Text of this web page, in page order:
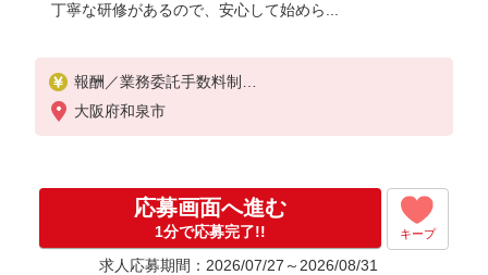
丁寧な研修があるので、安心して始めら...
報酬／業務委託手数料制
◎扶養範囲内OK
◎扶養範囲を超えた高収入も応相談
※収入補償／月10万円※補償期間／12ヶ月間
◆商品買取り・ノルマなし！
※研修期間／15日間／2000円／日
収入保障期間：12か月
大阪府和泉市
応募画面へ進む
1分で応募完了!! キープ
求人応募期間：2026/07/27～2026/08/31